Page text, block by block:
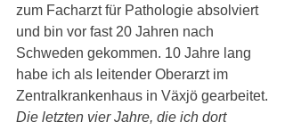
zum Facharzt für Pathologie absolviert
und bin vor fast 20 Jahren nach
Schweden gekommen. 10 Jahre lang
habe ich als leitender Oberarzt im
Zentralkrankenhaus in Växjö gearbeitet.
Die letzten vier Jahre, die ich dort